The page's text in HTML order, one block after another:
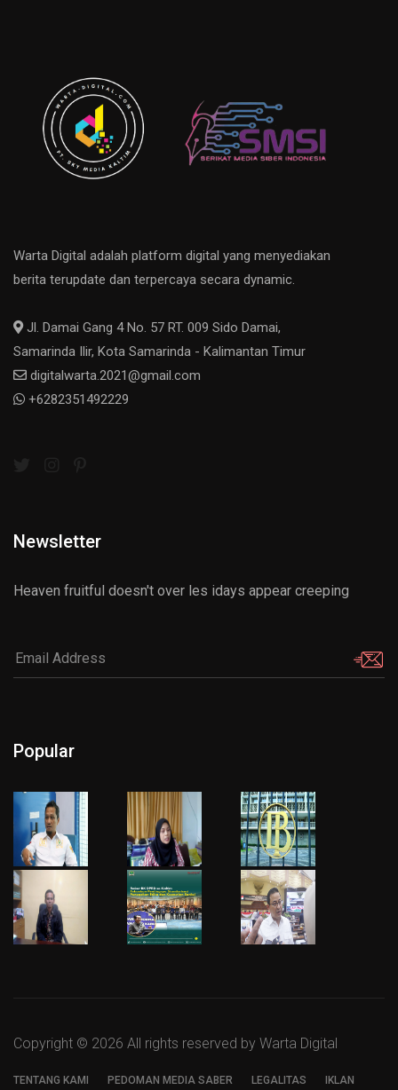
Warta Digital adalah platform digital yang menyediakan
berita terupdate dan terpercaya secara dynamic.
Jl. Damai Gang 4 No. 57 RT. 009 Sido Damai,
Samarinda Ilir, Kota Samarinda - Kalimantan Timur
digitalwarta.2021@gmail.com
+6282351492229
Newsletter
Heaven fruitful doesn't over les idays appear creeping
Popular
Copyright © 2026 All rights reserved by Warta Digital
TENTANG KAMI PEDOMAN MEDIA SABER LEGALITAS IKLAN